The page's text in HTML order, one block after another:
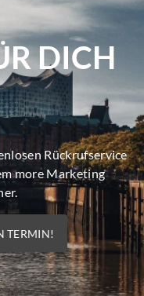
DICH
Rückrufservice
more Marketing
TERMIN!